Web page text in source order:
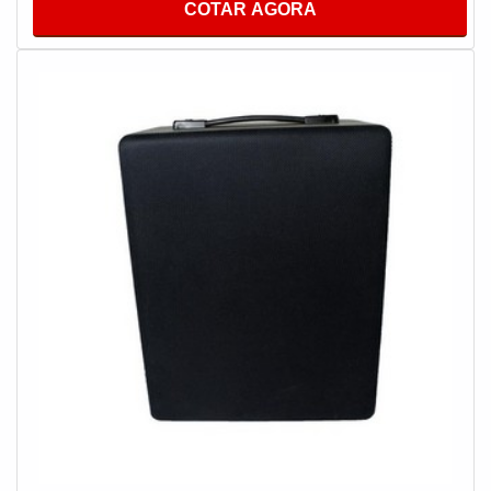
equipamentos sonoros. O sistema é produzido com
tendo como uma das funções, promover dinamismo e
produtividade.Tornando-se imprescindível para
segmentos como escolas, igrejas, lojas, auditórios,
mercados, escritórios, clubes, hospitais e clínicas,
laboratórios, empresas do setor alimentício, empresas
bancárias, seguradoras, empresas aéreas, montadoras,
transporte público, como é o caso do metrô e entre
outros.Acima de tudo é fundamental ressaltar que tem
como marca da usabilidade na rotina diária bom custo
benefício e alta qualidade, fatores que somados a outras
variáveis compõem vertentes que trazem grandes
benefícios para as empresas. Seguem alguns destaques
COTAR AGORA